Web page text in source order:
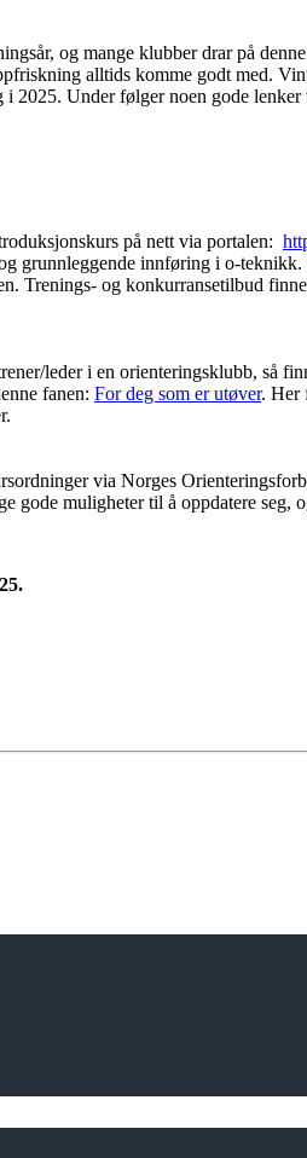
og mange klubber drar på
alltids komme godt med.
2025. Under følger noen gode
på nett via portalen:
grunnleggende innføring i o-teknikk.
Trenings- og konkurransetilbud
leder i en orienteringsklubb, så
fanen: For deg som er utøver. Her
via Norges
gode muligheter til å oppdatere seg,